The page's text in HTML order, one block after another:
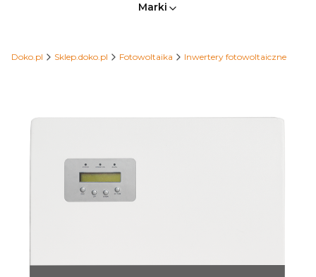
Marki
Doko.pl Sklep.doko.pl Fotowoltaika Inwertery fotowoltaiczne